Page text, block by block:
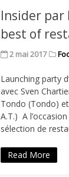
Insider par
best of
2 mai 2017
Launching party
avec Sven
Tondo (Tondo)
A.T.) A
sélection de
Read More